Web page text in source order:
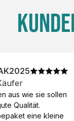
aus wie sie sollen
Qualität.
eine kleine